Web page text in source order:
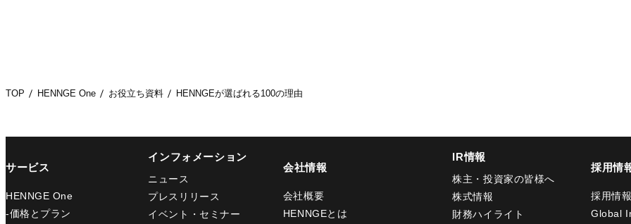
TOP HENNGE One お役立ち資料 HENNGEが選ばれる100の理由
サービス
HENNGE One
-価格とプラン
インフォメーション
ニュース
プレスリリース
イベント・セミナー
会社情報
会社概要
HENNGEとは
IR情報
株主・投資家の皆様へ
株式情報
財務ハイライト
採用情
採用情報
Global